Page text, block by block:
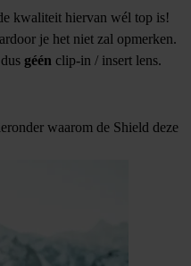
kwaliteit hiervan wél top is!
je het niet zal opmerken.
géén clip-in / insert lens.
waarom de Shield deze